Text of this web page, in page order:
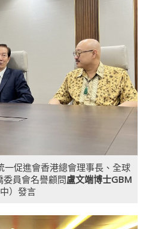
一促進會香港總會理事長、全球
員會名譽顧問盧文端博士GBM
）發言